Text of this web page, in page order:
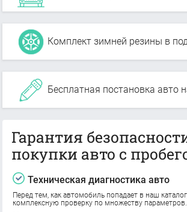
Комплект зимней резины в
Бесплатная постановка авто
Гарантия
покупки авто с
Техническая диагностика авто
Перед тем, как автомобиль попадает в наш
комплексную проверку по множеству параметров.